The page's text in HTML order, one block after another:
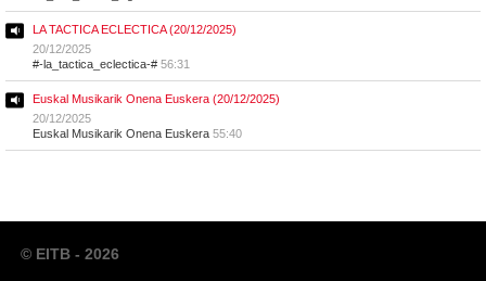
LA TACTICA ECLECTICA (20/12/2025)
20/12/2025
#-la_tactica_eclectica-# 56:31
Euskal Musikarik Onena Euskera (20/12/2025)
20/12/2025
Euskal Musikarik Onena Euskera 55:40
© EITB - 2026